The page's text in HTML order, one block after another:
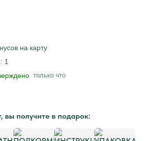
на карту
1
только что
вы получите в подарок: